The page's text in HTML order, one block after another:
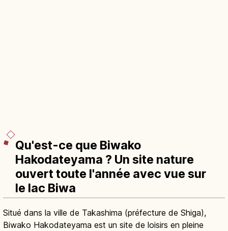
Qu'est-ce que Biwako
Hakodateyama ? Un site nature
ouvert toute l'année avec vue sur
le lac Biwa
Situé dans la ville de Takashima (préfecture de Shiga),
Biwako Hakodateyama est un site de loisirs en pleine